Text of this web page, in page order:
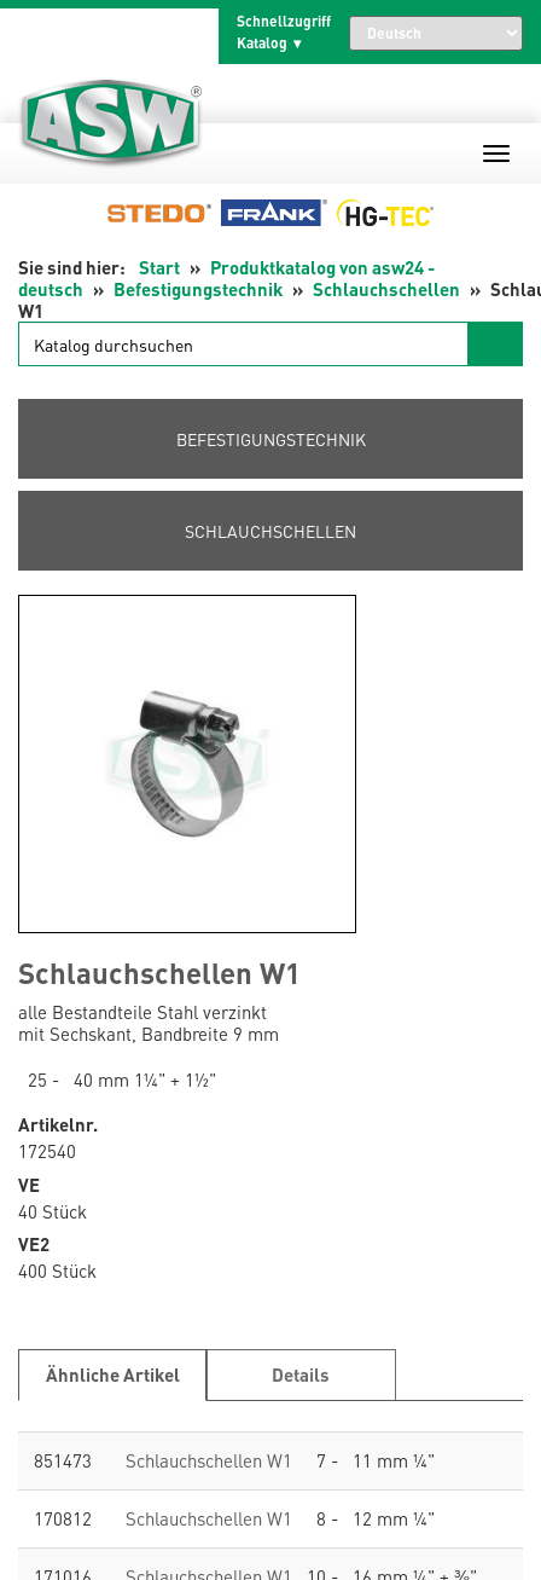
Schnellzugriff
Katalog
Start
Produktkatalog von asw24 -
deutsch
Befestigungstechnik Schlauchschellen
W1
Katalog
durchsuchen
BEFESTIGUNGSTECHNIK
SCHLAUCHSCHELLEN
Schlauchschellen W1
alle Bestandteile Stahl verzinkt
mit Sechskant, Bandbreite 9 mm
25 - 40 mm 1¼" + 1½"
Artikelnr.
172540
VE
40 Stück
VE2
400 Stück
Ähnliche Artikel Details
851473 Schlauchschellen W1 7 - 11 mm ¼"
170812 Schlauchschellen W1 8 - 12 mm ¼"